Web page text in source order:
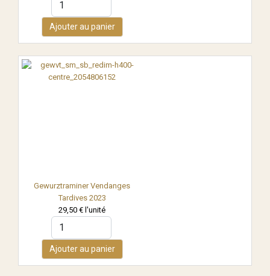
Ajouter au panier
Gewurztraminer Vendanges
Tardives 2023
29,50 € l'unité
Ajouter au panier